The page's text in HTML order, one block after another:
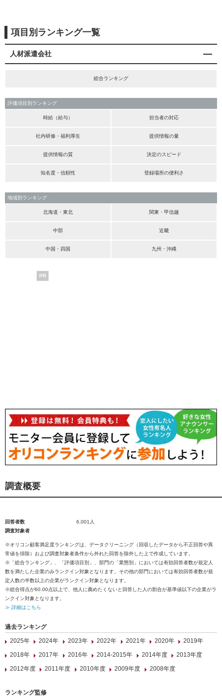
項目別ランキング一覧
人材派遣会社
総合ランキング
評価項目別ランキング
時給（給与） 担当者の対応
社内研修・福利厚生 提供情報の量
提供情報の質 決定のスピード
知名度・信頼性 登録場所の便利さ
地域別ランキング
北海道・東北 関東・甲信越
中部 近畿
中国・四国 九州・沖縄
PR
調査概要
回答者数
6,001人
調査対象者
※オリコン顧客満足度ランキングは、データクリーニング（回収したデータから不正回答や異
常値を排除）および調査対象者条件から外れた回答を除外した上で作成しています。
※「総合ランキング」、「評価項目別」、部門の「業態別」においては有効回答者数が規定人
数を満たした企業のみランクイン対象となります。その他の部門においては有効回答者数が規
定人数の半数以上の企業がランクイン対象となります。
※総合得点が60.00点以上で、他人に薦めたくないと回答した人の割合が基準値以下の企業がラ
ンクイン対象となります。
≫ 詳細はこちら
過去ランキング
2025年
2024年 2023年 2022年 2021年 2020年
2019年
2018年
2017年 2016年 2014-2015年 2014年度
2013年度
2012年度
2011年度 2010年度 2009年度 2008年度
ランキング監修